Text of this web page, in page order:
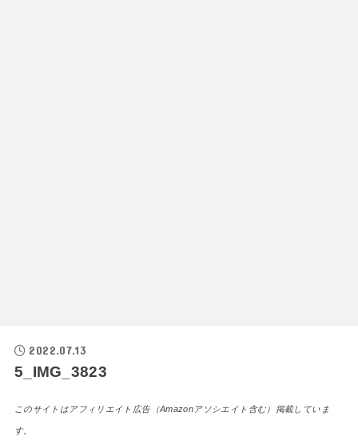
2022.07.13
5_IMG_3823
このサイトはアフィリエイト広告（Amazonアソシエイト含む）掲載していま
す。